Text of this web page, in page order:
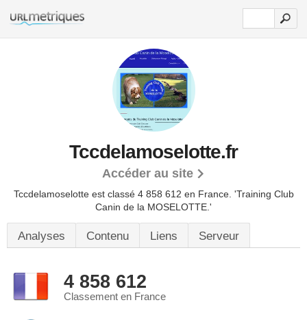
Tccdelamoselotte.fr
Accéder au site
Tccdelamoselotte est classé 4 858 612 en France. 'Training Club
Canin de la MOSELOTTE.'
Analyses Contenu Liens Serveur
4 858 612
Classement en France